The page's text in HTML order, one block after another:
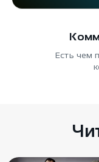
Есть чем